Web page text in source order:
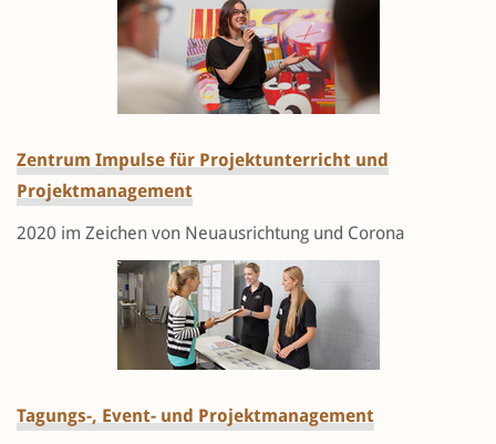
Zentrum Impulse für Projektunterricht und
Projektmanagement
2020 im Zeichen von Neuausrichtung und Corona
Tagungs-, Event- und Projektmanagement